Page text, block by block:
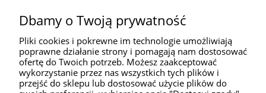
Pomoc
Dbamy o Twoją prywatność
Pliki cookies i pokrewne im technologie umożliwiają
poprawne działanie strony i pomagają nam dostosować
ofertę do Twoich potrzeb. Możesz zaakceptować
wykorzystanie przez nas wszystkich tych plików i
przejść do sklepu lub dostosować użycie plików do